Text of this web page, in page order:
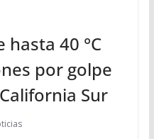
40 °C
por golpe
Sur